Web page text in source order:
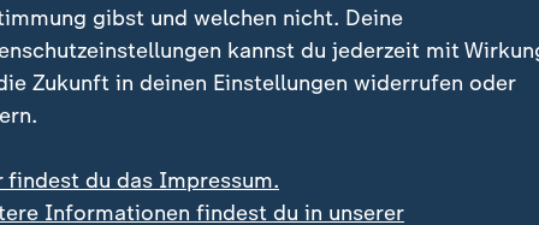
mit Waffengewalt zu exportieren, gilt
"Nation Building" oder die "Responsibility to
jemand.
gibst und welchen nicht. Deine
kannst du jederzeit mit
Zukunft in deinen Einstellungen widerrufen oder
findest du das Impressum.
Informationen findest du in unserer